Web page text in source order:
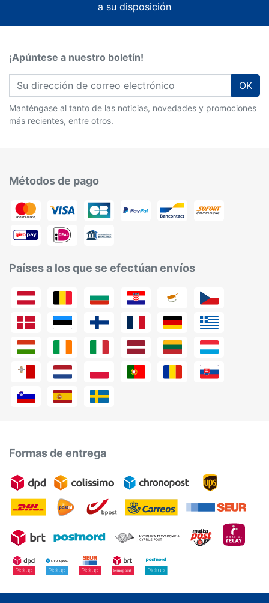
a su disposición
¡Apúntese a nuestro boletín!
OK
Manténgase al tanto de las noticias, novedades y promociones
más recientes, entre otros.
Métodos de pago
Países a los que se efectúan envíos
Formas de entrega